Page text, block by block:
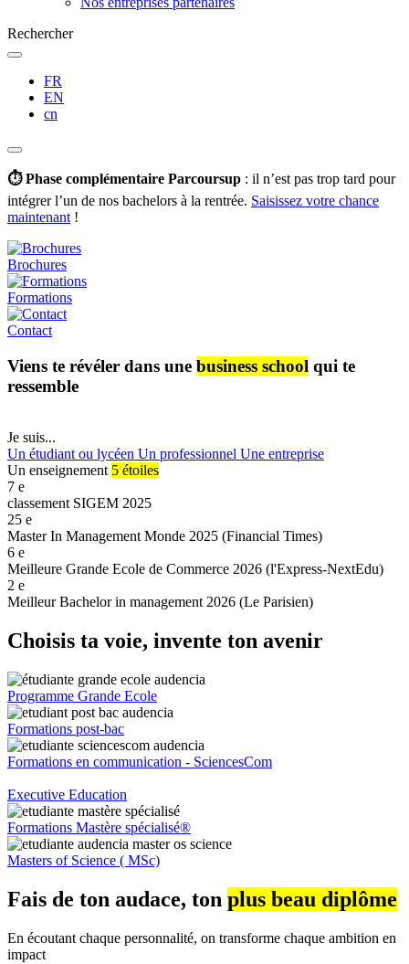
Rechercher
FR
EN
cn
⏱️ Phase complémentaire Parcoursup : il n’est pas trop tard pour
intégrer l’un de nos bachelors à la rentrée. Saisissez votre chance
maintenant !
Brochures
Formations
Contact
Viens te révéler dans une business school qui te
ressemble
Je suis...
Un étudiant ou lycéen Un professionnel Une entreprise
Un enseignement 5 étoiles
7 e
classement SIGEM 2025
25 e
Master In Management Monde 2025 (Financial Times)
6 e
Meilleure Grande Ecole de Commerce 2026 (l'Express-NextEdu)
2 e
Meilleur Bachelor in management 2026 (Le Parisien)
Choisis ta voie, invente ton avenir
Programme Grande Ecole
Formations post-bac
Formations en communication - SciencesCom
Executive Education
Formations Mastère spécialisé®
Masters of Science ( MSc)
Fais de ton audace, ton plus beau diplôme
En écoutant chaque personnalité, on transforme chaque ambition en
impact